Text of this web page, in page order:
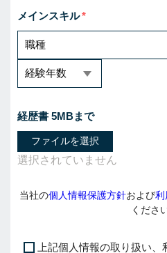
メインスキル
経歴書 5MBまで
ファイルを選択
当社の個人情報保護方針および利
くださ
上記個人情報の取り扱い